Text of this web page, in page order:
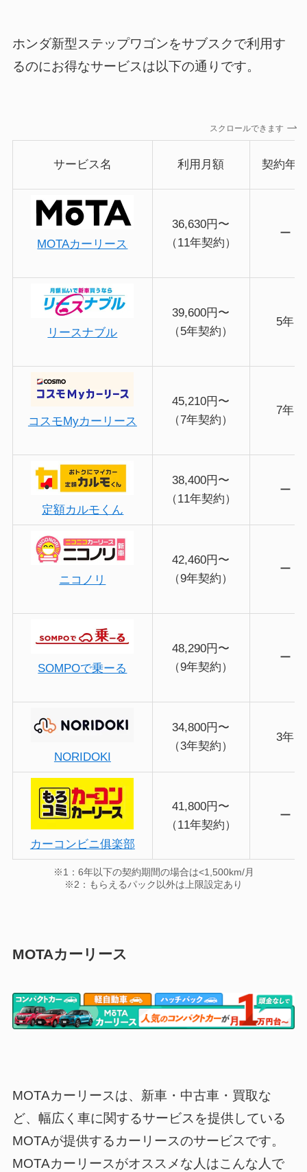
ホンダ新型ステップワゴンをサブスクで利用す
るのにお得なサービスは以下の通りです。
スクロールできます
サービス名 利用月額 契約年
MOTAカーリース
36,630円〜
（11年契約）
ー
リースナブル
39,600円〜
（5年契約）
5年
コスモMyカーリース
45,210円〜
（7年契約）
7年
定額カルモくん
38,400円〜
（11年契約）
ー
ニコノリ
42,460円〜
（9年契約）
ー
SOMPOで乗ーる
48,290円〜
（9年契約）
ー
NORIDOKI
34,800円〜
（3年契約）
3年
カーコンビニ俱楽部
41,800円〜
（11年契約）
ー
※1：6年以下の契約期間の場合は<1,500km/月
※2：もらえるパック以外は上限設定あり
MOTAカーリース
MOTAカーリースは、新車・中古車・買取な
ど、幅広く車に関するサービスを提供している
MOTAが提供するカーリースのサービスです。
MOTAカーリースがオススメな人はこんな人で